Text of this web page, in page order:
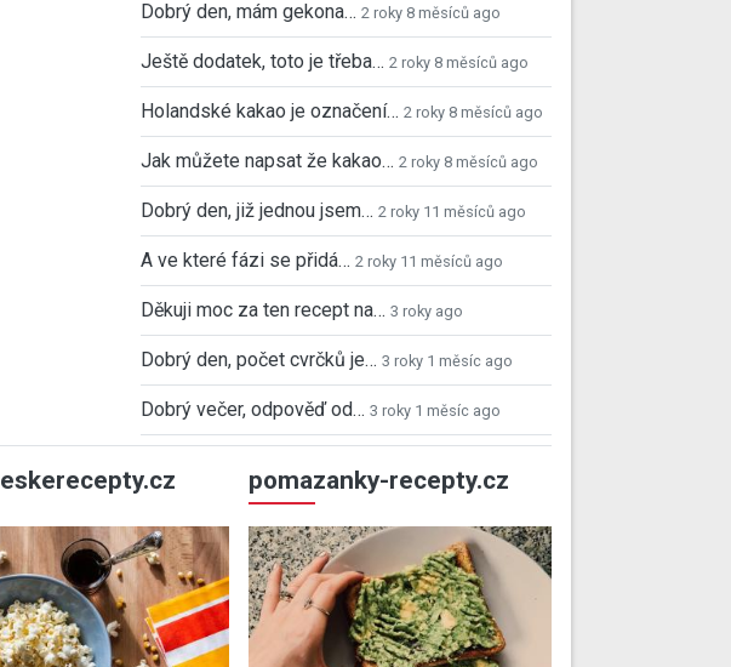
Dobrý den, mám gekona… 2 roky 8 měsíců ago
Ještě dodatek, toto je třeba… 2 roky 8 měsíců ago
Holandské kakao je označení… 2 roky 8 měsíců ago
Jak můžete napsat že kakao… 2 roky 8 měsíců ago
Dobrý den, již jednou jsem… 2 roky 11 měsíců ago
A ve které fázi se přidá… 2 roky 11 měsíců ago
Děkuji moc za ten recept na… 3 roky ago
Dobrý den, počet cvrčků je… 3 roky 1 měsíc ago
Dobrý večer, odpověď od… 3 roky 1 měsíc ago
pomazanky-recepty.cz